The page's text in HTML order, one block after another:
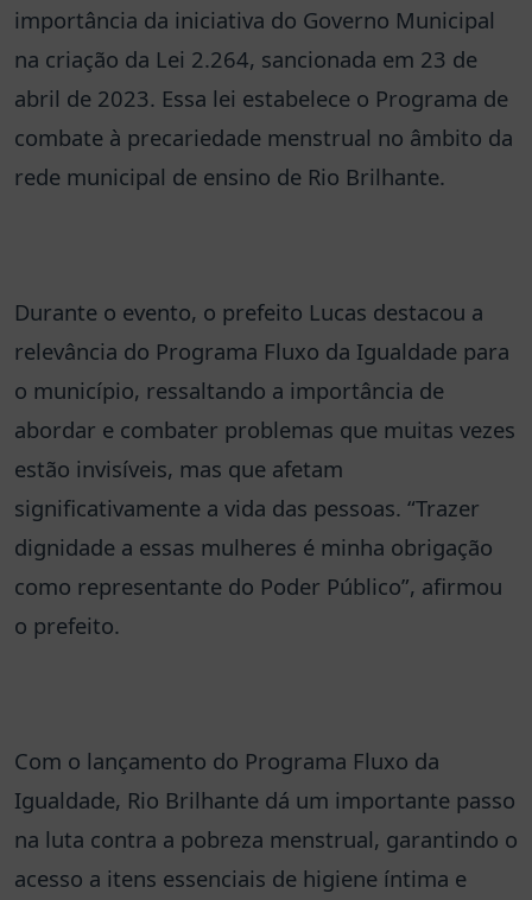
importância da iniciativa do Governo Municipal
na criação da Lei 2.264, sancionada em 23 de
abril de 2023. Essa lei estabelece o Programa de
combate à precariedade menstrual no âmbito da
rede municipal de ensino de Rio Brilhante.
Durante o evento, o prefeito Lucas destacou a
relevância do Programa Fluxo da Igualdade para
o município, ressaltando a importância de
abordar e combater problemas que muitas vezes
estão invisíveis, mas que afetam
significativamente a vida das pessoas. “Trazer
dignidade a essas mulheres é minha obrigação
como representante do Poder Público”, afirmou
o prefeito.
Com o lançamento do Programa Fluxo da
Igualdade, Rio Brilhante dá um importante passo
na luta contra a pobreza menstrual, garantindo o
acesso a itens essenciais de higiene íntima e